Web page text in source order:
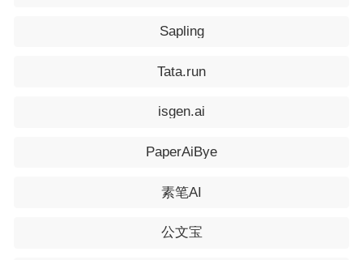
Sapling
Tata.run
isgen.ai
PaperAiBye
素笔AI
公文宝